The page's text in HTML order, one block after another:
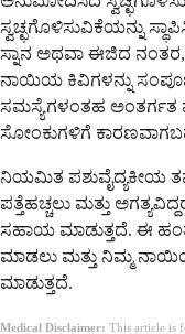
ಸ್ವಚ್ಛಗೊಳಿಸುವಿಕೆಯನ್ನು
ಸ್ನಾನ ಅಥವಾ ಈಜಿದ ನಂತರ,
ನಾಯಿಯ ಕಿವಿಗಳನ್ನು
ಸಮಸ್ಯೆಗಳಂತಹ ಅಂತರ್ಗತ
ಸೋಂಕುಗಳಿಗೆ
ನಿಯಮಿತ ಪಶುವೈದ್ಯಕೀಯ
ಪತ್ತೆಹಚ್ಚಲು ಮತ್ತು
ಸಹಾಯ ಮಾಡುತ್ತದೆ. ಈ
ಮಾಡಲು ಮತ್ತು ನಿಮ್ಮ
ಮಾಡುತ್ತದೆ.
Medical Disclaimer: This article is